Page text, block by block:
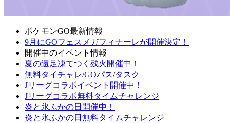
ポケモンGO最新情報
9月にGOフェスメガフィナーレが開催決定！
開催中のイベント情報
夏の遠足凍てつく残火開催中！
無料タイチャレ/GOパス/タスク
Jリーグコラボイベント開催中！
Jリーグコラボ無料タイムチャレンジ
炎と氷ふかの日開催中！
炎と氷ふかの日無料タイムチャレンジ